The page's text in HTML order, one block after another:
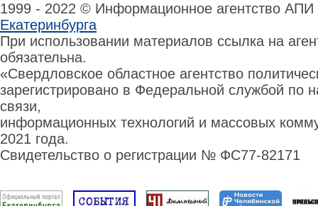
1999 - 2022 © Информационное агентство
Екатеринбурга
При использовании материалов ссылка на
обязательна.
«Свердловское областное агентство
зарегистрировано в Федеральной службой по
связи,
информационных технологий и массовых
2021 года.
Свидетельство о регистрации № ФС77-82171